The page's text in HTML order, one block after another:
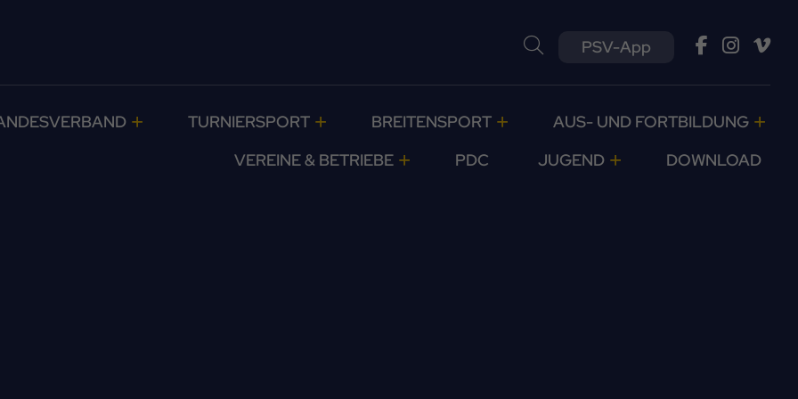
PSV-App
TURNIERSPORT BREITENSPORT
AUS- UND FORTBILDUNG
VEREINE & BETRIEBE
PDC JUGEND DOWNLOAD